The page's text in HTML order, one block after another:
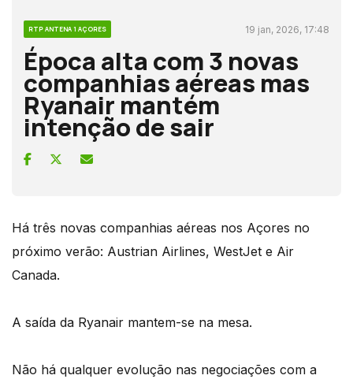
RTP ANTENA 1 AÇORES 19 jan, 2026, 17:48
Época alta com 3 novas
companhias aéreas mas
Ryanair mantém
intenção de sair
Há três novas companhias aéreas nos Açores no
próximo verão: Austrian Airlines, WestJet e Air
Canada.
A saída da Ryanair mantem-se na mesa.
Não há qualquer evolução nas negociações com a